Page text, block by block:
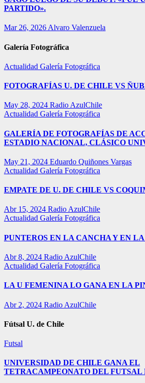
PARTIDO».
Mar 26, 2026 Alvaro Valenzuela
Galería Fotográfica
Actualidad Galería Fotográfica
FOTOGRAFÍAS U. DE CHILE VS
May 28, 2024 Radio AzulChile
Actualidad Galería Fotográfica
GALERÍA DE FOTOGRAFÍAS DE
ESTADIO NACIONAL, CLÁSICO
May 21, 2024 Eduardo Quiñones Vargas
Actualidad Galería Fotográfica
EMPATE DE U. DE CHILE VS
Abr 15, 2024 Radio AzulChile
Actualidad Galería Fotográfica
PUNTEROS EN LA CANCHA Y EN
Abr 8, 2024 Radio AzulChile
Actualidad Galería Fotográfica
LA U FEMENINA LO GANA EN LA
Abr 2, 2024 Radio AzulChile
Fútsal U. de Chile
Futsal
UNIVERSIDAD DE CHILE GANA EL
TETRACAMPEONATO DEL FUTSAL